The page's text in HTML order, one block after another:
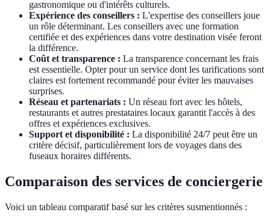
gastronomique ou d'intérêts culturels.
Expérience des conseillers : L'expertise des conseillers joue
un rôle déterminant. Les conseillers avec une formation
certifiée et des expériences dans votre destination visée feront
la différence.
Coût et transparence : La transparence concernant les frais
est essentielle. Opter pour un service dont les tarifications sont
claires est fortement recommandé pour éviter les mauvaises
surprises.
Réseau et partenariats : Un réseau fort avec les hôtels,
restaurants et autres prestataires locaux garantit l'accès à des
offres et expériences exclusives.
Support et disponibilité : La disponibilité 24/7 peut être un
critère décisif, particulièrement lors de voyages dans des
fuseaux horaires différents.
Comparaison des services de conciergerie
Voici un tableau comparatif basé sur les critères susmentionnés :